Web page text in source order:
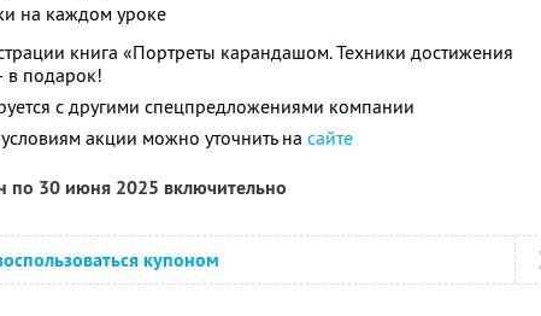
на каждом уроке
книга «Портреты карандашом. Техники достижения
в подарок!
с другими спецпредложениями компании
акции можно уточнить на сайте
по 30 июня 2025 включительно
купоном